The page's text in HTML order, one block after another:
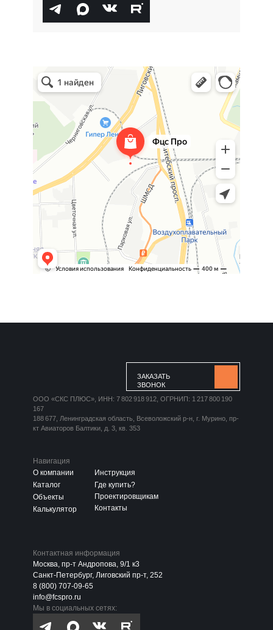
Навигация
О компании
Каталог
Объекты
Калькулятор
Инструкция
Где купить?
Проектировщикам
Контакты
Контактная информация
Москва, пр-т Андропова, 9/1 к3
Санкт-Петербург, Лиговский пр-т, 252
8 (800) 707-09-65
info@fcspro.ru
Мы в социальных сетях:
ЗАКАЗАТЬ
ЗВОНОК
ООО «СКС ПЛЮС», ИНН: 7 802 918 912, ОГРНИП: 1 217 800 190
167
188 677, Ленинградская область, Всеволожский р-н, г. Мурино, пр-
кт Авиаторов Балтики, д. 3, кв. 353